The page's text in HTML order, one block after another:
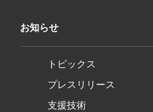
お知らせ
トピックス
プレスリリース
支援技術